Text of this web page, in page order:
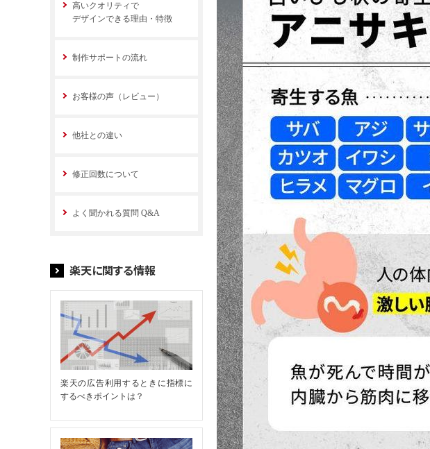
高いクオリティで
デザインできる理由・特徴
制作サポートの流れ
お客様の声（レビュー）
他社との違い
修正回数について
よく聞かれる質問 Q&A
楽天に関する情報
楽天の広告利用するときに指標に
するべきポイントは？